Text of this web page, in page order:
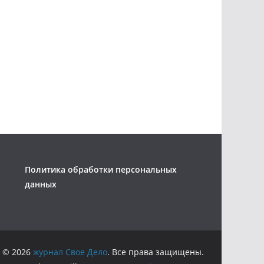
Политика обработки персональных
данных
© 2026 журнал Свое Дело. Все права защищены.